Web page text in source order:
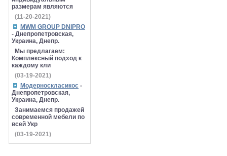
размерам являются
(11-20-2021)
MWM GROUP DNIPRO
- Днепропетровская,
Украина, Днепр.
Мы предлагаем:
Комплексный подход к
каждому кли
(03-19-2021)
Модерноскласикос -
Днепропетровская,
Украина, Днепр.
Занимаемся продажей
современной мебели по
всей Укр
(03-19-2021)